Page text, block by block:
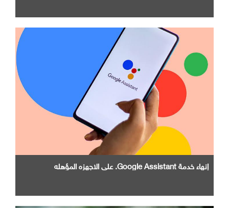
إنهاء خدمة Google Assistant. علي الاجهزه المؤهله